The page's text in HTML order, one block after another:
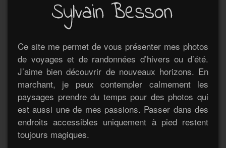
Ce site me permet de vous présenter mes photos
de voyages et de randonnées d’hivers ou d’été.
J’aime bien découvrir de nouveaux horizons. En
marchant, je peux contempler calmement les
paysages prendre du temps pour des photos qui
est aussi une de mes passions. Passer dans des
endroits accessibles uniquement à pied restent
toujours magiques.